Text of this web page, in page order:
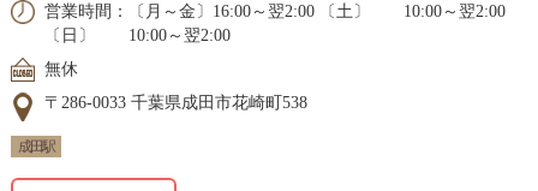
営業時間：〔月～金〕16:00～翌2:00 〔土〕 10:00～翌2:00
〔日〕 10:00～翌2:00
無休
〒286-0033 千葉県成田市花崎町538
成田駅